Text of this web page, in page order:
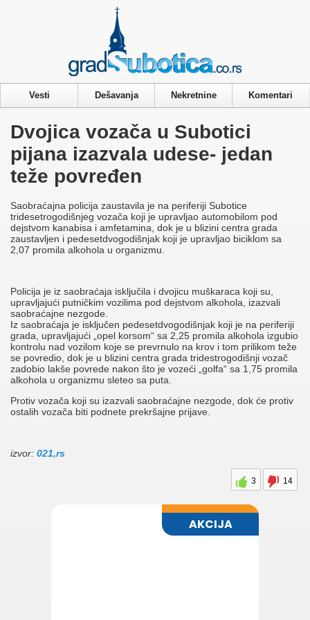
Vesti Dešavanja Nekretnine Komentari
Dvojica vozača u Subotici
pijana izazvala udese- jedan
teže povređen
Saobraćajna policija zaustavila je na periferiji Subotice
tridesetrogodišnjeg vozača koji je upravlјao automobilom pod
dejstvom kanabisa i amfetamina, dok je u blizini centra grada
zaustavlјen i pedesetdvogodišnjak koji je upravlјao biciklom sa
2,07 promila alkohola u organizmu.
Policija je iz saobraćaja isklјučila i dvojicu muškaraca koji su,
upravlјajući putničkim vozilima pod dejstvom alkohola, izazvali
saobraćajne nezgode.
Iz saobraćaja je isklјučen pedesetdvogodišnjak koji je na periferiji
grada, upravlјajući „opel korsom“ sa 2,25 promila alkohola izgubio
kontrolu nad vozilom koje se prevrnulo na krov i tom prilikom teže
se povredio, dok je u blizini centra grada tridestrogodišnji vozač
zadobio lakše povrede nakon što je vozeći „golfa“ sa 1,75 promila
alkohola u organizmu sleteo sa puta.
Protiv vozača koji su izazvali saobraćajne nezgode, dok će protiv
ostalih vozača biti podnete prekršajne prijave.
izvor: 021,rs
3 14
Privacy & Cookies Policy